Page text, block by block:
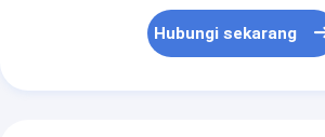
Hubungi sekarang